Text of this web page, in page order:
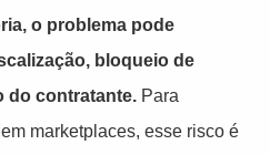
o problema pode
bloqueio de
do contratante. Para
marketplaces, esse risco é